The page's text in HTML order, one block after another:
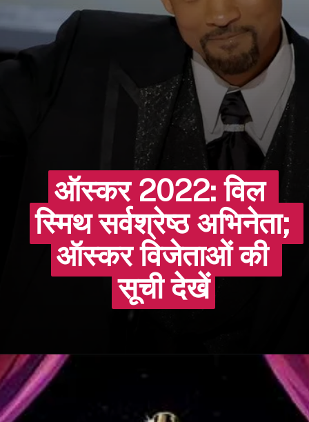
ऑस्कर 2022: विल
स्मिथ सर्वश्रेष्ठ अभिनेता;
ऑस्कर विजेताओं की
सूची देखें
ऑस्कर 2022: विल
स्मिथ सर्वश्रेष्ठ अभिनेता;
ऑस्कर विजेताओं की
सूची देखें